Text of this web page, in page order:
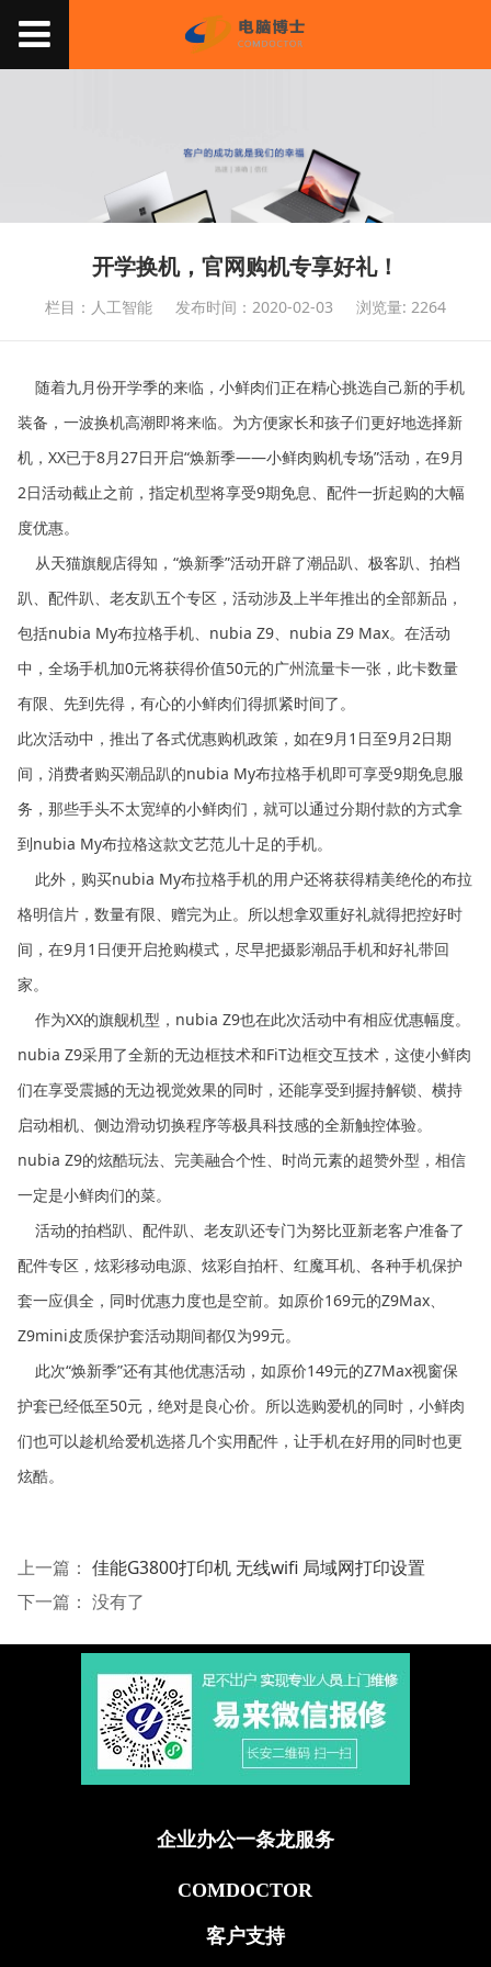
开学换机，官网购机专享好礼！
栏目：人工智能 发布时间：2020-02-03 浏览量: 2264
随着九月份开学季的来临，小鲜肉们正在精心挑选自己新的手机
装备，一波换机高潮即将来临。为方便家长和孩子们更好地选择新
机，XX已于8月27日开启“焕新季——小鲜肉购机专场”活动，在9月
2日活动截止之前，指定机型将享受9期免息、配件一折起购的大幅
度优惠。
从天猫旗舰店得知，“焕新季”活动开辟了潮品趴、极客趴、拍档
趴、配件趴、老友趴五个专区，活动涉及上半年推出的全部新品，
包括nubia My布拉格手机、nubia Z9、nubia Z9 Max。在活动
中，全场手机加0元将获得价值50元的广州流量卡一张，此卡数量
有限、先到先得，有心的小鲜肉们得抓紧时间了。
此次活动中，推出了各式优惠购机政策，如在9月1日至9月2日期
间，消费者购买潮品趴的nubia My布拉格手机即可享受9期免息服
务，那些手头不太宽绰的小鲜肉们，就可以通过分期付款的方式拿
到nubia My布拉格这款文艺范儿十足的手机。
此外，购买nubia My布拉格手机的用户还将获得精美绝伦的布拉
格明信片，数量有限、赠完为止。所以想拿双重好礼就得把控好时
间，在9月1日便开启抢购模式，尽早把摄影潮品手机和好礼带回
家。
作为XX的旗舰机型，nubia Z9也在此次活动中有相应优惠幅度。
nubia Z9采用了全新的无边框技术和FiT边框交互技术，这使小鲜肉
们在享受震撼的无边视觉效果的同时，还能享受到握持解锁、横持
启动相机、侧边滑动切换程序等极具科技感的全新触控体验。
nubia Z9的炫酷玩法、完美融合个性、时尚元素的超赞外型，相信
一定是小鲜肉们的菜。
活动的拍档趴、配件趴、老友趴还专门为努比亚新老客户准备了
配件专区，炫彩移动电源、炫彩自拍杆、红魔耳机、各种手机保护
套一应俱全，同时优惠力度也是空前。如原价169元的Z9Max、
Z9mini皮质保护套活动期间都仅为99元。
此次“焕新季”还有其他优惠活动，如原价149元的Z7Max视窗保
护套已经低至50元，绝对是良心价。所以选购爱机的同时，小鲜肉
们也可以趁机给爱机选搭几个实用配件，让手机在好用的同时也更
炫酷。
上一篇： 佳能G3800打印机 无线wifi 局域网打印设置
下一篇： 没有了
企业办公一条龙服务
COMDOCTOR
客户支持